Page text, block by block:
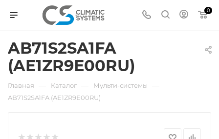
0
AB71S2SA1FA
(AE1ZR9E00RU)
Главная — Каталог — Мульти-системы —
AB71S2SA1FA (AE1ZR9E00RU)